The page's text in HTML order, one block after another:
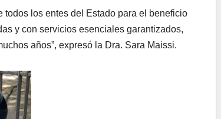
todos los entes del Estado para el beneficio
y con servicios esenciales garantizados,
años”, expresó la Dra. Sara Maissi.